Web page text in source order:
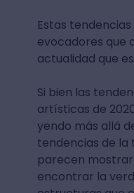
Estas
evocadores que
actualidad que
Si bien las
artísticas de
yendo más allá
tendencias de la
parecen
encontrar la